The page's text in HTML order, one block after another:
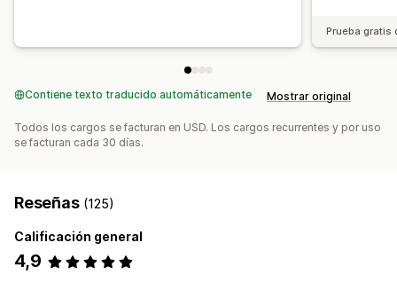
Prueba gratis
Contiene texto traducido automáticamente Mostrar original
Todos los cargos se facturan en USD. Los cargos recurrentes y por uso
se facturan cada 30 días.
Reseñas (125)
Calificación general
4,9